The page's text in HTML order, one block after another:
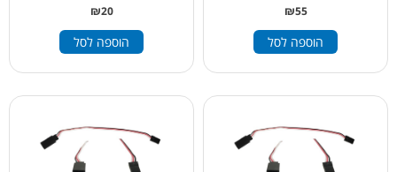
₪55
הוספה לסל
₪20
הוספה לסל